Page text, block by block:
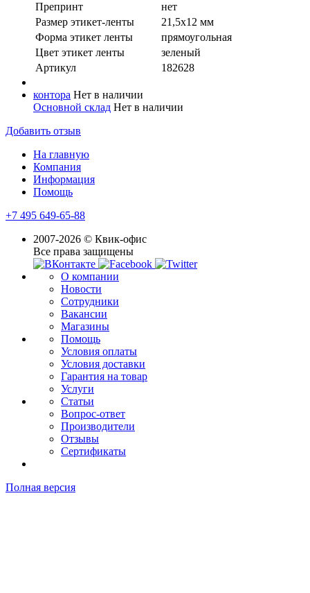
Препринт
нет
Размер этикет-ленты
21,5x12 мм
Форма этикет ленты
прямоугольная
Цвет этикет ленты
зеленый
Артикул
182628
контора Нет в наличии
Основной склад Нет в наличии
Добавить отзыв
На главную
Компания
Информация
Помощь
+7 495 649-65-88
2007-2026 © Квик-офис
Все права защищены
О компании
Новости
Сотрудники
Вакансии
Магазины
Помощь
Условия оплаты
Условия доставки
Гарантия на товар
Услуги
Статьи
Вопрос-ответ
Производители
Отзывы
Сертификаты
Полная версия